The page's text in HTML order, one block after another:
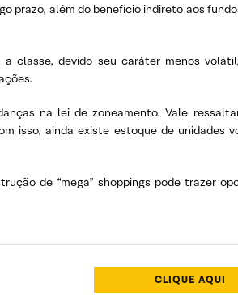
prazo, além do benefício indireto aos
classe, devido seu caráter menos
na lei de zoneamento. Vale
isso, ainda existe estoque de unidades
de “mega” shoppings pode trazer
CLIQUE AQUI